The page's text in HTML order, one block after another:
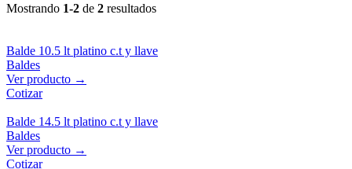
Mostrando 1-2 de 2 resultados
Balde 10.5 lt platino c.t y llave
Baldes
Ver producto →
Cotizar
Balde 14.5 lt platino c.t y llave
Baldes
Ver producto →
Cotizar